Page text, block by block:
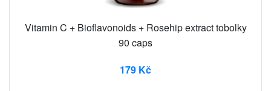
Vitamin C + Bioflavonoids + Rosehip extract tobolky
90 caps
179 Kč